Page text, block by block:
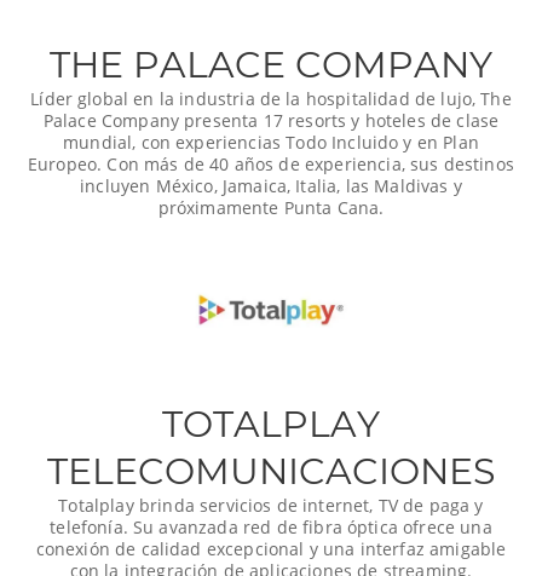
THE PALACE COMPANY
Líder global en la industria de la hospitalidad de lujo, The
Palace Company presenta 17 resorts y hoteles de clase
mundial, con experiencias Todo Incluido y en Plan
Europeo. Con más de 40 años de experiencia, sus destinos
incluyen México, Jamaica, Italia, las Maldivas y
próximamente Punta Cana.
TOTALPLAY
TELECOMUNICACIONES
Totalplay brinda servicios de internet, TV de paga y
telefonía. Su avanzada red de fibra óptica ofrece una
conexión de calidad excepcional y una interfaz amigable
con la integración de aplicaciones de streaming.